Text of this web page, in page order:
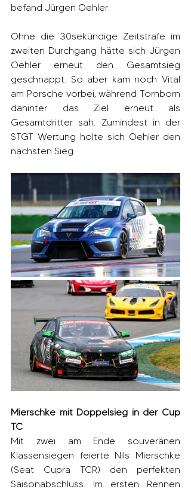
befand Jürgen Oehler.
Ohne die 30sekündige Zeitstrafe im
zweiten Durchgang hätte sich Jürgen
Oehler erneut den Gesamtsieg
geschnappt. So aber kam noch Vital
am Porsche vorbei, während Tornborn
dahinter das Ziel erneut als
Gesamtdritter sah. Zumindest in der
STGT Wertung holte sich Oehler den
nächsten Sieg.
Mierschke mit Doppelsieg in der Cup
TC
Mit zwei am Ende souveränen
Klassensiegen feierte Nils Mierschke
(Seat Cupra TCR) den perfekten
Saisonabschluss. Im ersten Rennen